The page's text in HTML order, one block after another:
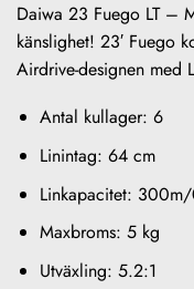
Daiwa 23 Fuego LT –
känslighet! 23′ Fuego
Airdrive-designen med
Antal kullager: 6
Linintag: 64 cm
Linkapacitet:
Maxbroms: 5 kg
Utväxling: 5.2:1